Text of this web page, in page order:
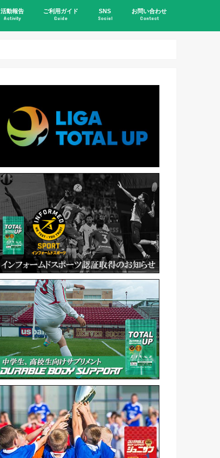
活動報告
Activity
ご利用ガイド
Guide
SNS
Social
お問い合わせ
Contact